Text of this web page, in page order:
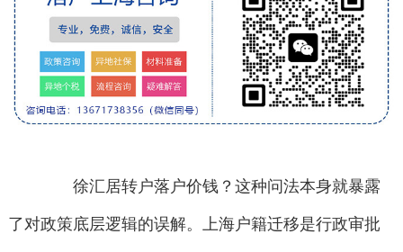
徐汇居转户落户价钱？这种问法本身就暴露
了对政策底层逻辑的误解。上海户籍迁移是行政审批